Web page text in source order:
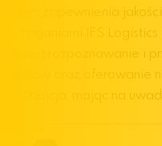
system zapewnienia
wymaganiami IFS
o.o. jest rozpoznawanie i
Klientów oraz oferowanie
konkurencja, mając na